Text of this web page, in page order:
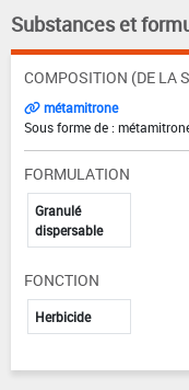
Substances et
COMPOSITION (DE LA
métamitrone
Sous forme de :
FORMULATION
Granulé
dispersable
FONCTION
Herbicide